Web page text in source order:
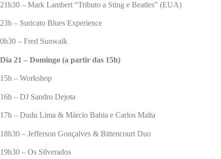
21h30 – Mark Lambert “Tributo a Sting e Beatles” (EUA)
23h – Suricato Blues Experience
0h30 – Fred Sunwalk
Dia 21 – Domingo (a partir das 15h)
15h – Workshop
16h – DJ Sandro Dejota
17h – Dudu Lima & Márcio Bahia e Carlos Malta
18h30 – Jefferson Gonçalves & Bittencourt Duo
19h30 – Os Silverados